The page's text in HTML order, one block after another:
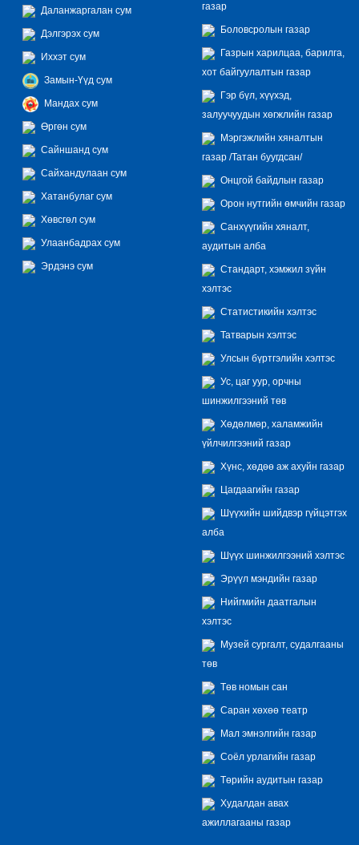
Даланжаргалан сум
Дэлгэрэх сум
Иххэт сум
Замын-Үүд сум
Мандах сум
Өргөн сум
Сайншанд сум
Сайхандулаан сум
Хатанбулаг сум
Хөвсгөл сум
Улаанбадрах сум
Эрдэнэ сум
газар
Боловсролын газар
Газрын харилцаа, барилга,
хот байгуулалтын газар
Гэр бүл, хүүхэд,
залуучуудын хөгжлийн газар
Мэргэжлийн хяналтын
газар /Татан буугдсан/
Онцгой байдлын газар
Орон нутгийн өмчийн газар
Санхүүгийн хяналт,
аудитын алба
Стандарт, хэмжил зүйн
хэлтэс
Статистикийн хэлтэс
Татварын хэлтэс
Улсын бүртгэлийн хэлтэс
Ус, цаг уур, орчны
шинжилгээний төв
Хөдөлмөр, халамжийн
үйлчилгээний газар
Хүнс, хөдөө аж ахуйн газар
Цагдаагийн газар
Шүүхийн шийдвэр гүйцэтгэх
алба
Шүүх шинжилгээний хэлтэс
Эрүүл мэндийн газар
Нийгмийн даатгалын
хэлтэс
Музей сургалт, судалгааны
төв
Төв номын сан
Саран хөхөө театр
Мал эмнэлгийн газар
Соёл урлагийн газар
Төрийн аудитын газар
Худалдан авах
ажиллагааны газар